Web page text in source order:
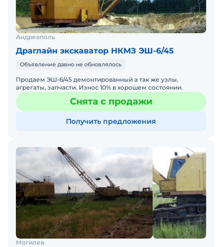
Андреаполь
Драглайн экскаватор НКМЗ ЭШ-6/45
Объявление давно не обновлялось
Продаем ЭШ-6/45 демонтированный а так же узлы,
агрегаты, запчасти. Износ 10% в хорошем состоянии.
Снята с продажи
Получить предложения
Могилев